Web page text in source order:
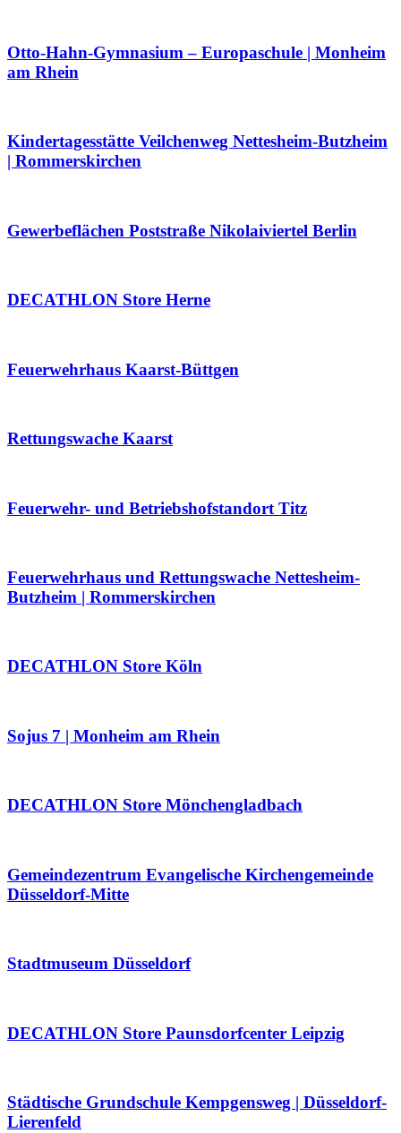
Otto-Hahn-Gymnasium – Europaschule | Monheim
am Rhein
Kindertagesstätte Veilchenweg Nettesheim-Butzheim
| Rommerskirchen
Gewerbeflächen Poststraße Nikolaiviertel Berlin
DECATHLON Store Herne
Feuerwehrhaus Kaarst-Büttgen
Rettungswache Kaarst
Feuerwehr- und Betriebshofstandort Titz
Feuerwehrhaus und Rettungswache Nettesheim-
Butzheim | Rommerskirchen
DECATHLON Store Köln
Sojus 7 | Monheim am Rhein
DECATHLON Store Mönchengladbach
Gemeindezentrum Evangelische Kirchengemeinde
Düsseldorf-Mitte
Stadtmuseum Düsseldorf
DECATHLON Store Paunsdorfcenter Leipzig
Städtische Grundschule Kempgensweg | Düsseldorf-
Lierenfeld